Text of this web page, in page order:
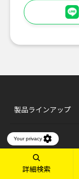
詳細検索
製品ラインアップ
ブランド
ご利用ガイド